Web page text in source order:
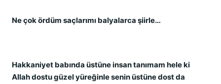
Ne çok ördüm saçlarımı balyalarca şiirle…
Hakkaniyet babında üstüne insan tanımam hele ki
Allah dostu güzel yüreğinle senin üstüne dost da